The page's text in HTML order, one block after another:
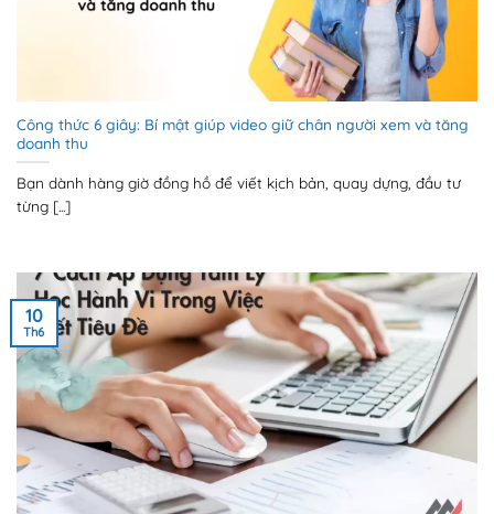
Công thức 6 giây: Bí mật giúp video giữ chân người xem và tăng
doanh thu
Bạn dành hàng giờ đồng hồ để viết kịch bản, quay dựng, đầu tư
từng [...]
10
Th6